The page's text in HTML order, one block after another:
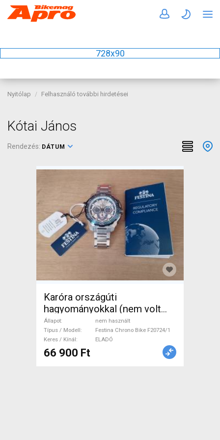
728x90
Nyitólap Felhasználó további hirdetései
Kótai János
Rendezés: DÁTUM
Karóra országúti
hagyományokkal (nem volt
megfelelő kategória) Festina
Chrono Bike F20724/1
Computer / GPS / Kamera
nem használt ELADÓ
Állapot
nem használt
Típus / Modell
Festina Chrono Bike F20724/1
Keres / Kínál
ELADÓ
66 900 Ft